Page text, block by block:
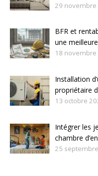
29 novembre
BFR et
une
18 novembre
Installation
propriétaire
13 octobre
Intégrer les
chambre
25